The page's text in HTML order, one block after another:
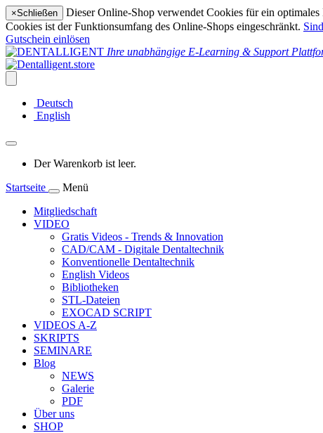
×Schließen
Dieser Online-Shop verwendet Cookies für ein
Cookies ist der Funktionsumfang des Online-Shops eingeschränkt.
Gutschein einlösen
Ihre unabhängige E-Learning & Support
Deutsch
English
Der Warenkorb ist leer.
Startseite
Menü
Mitgliedschaft
VIDEO
Gratis Videos - Trends & Innovation
CAD/CAM - Digitale Dentaltechnik
Konventionelle Dentaltechnik
English Videos
Bibliotheken
STL-Dateien
EXOCAD SCRIPT
VIDEOS A-Z
SKRIPTS
SEMINARE
Blog
NEWS
Galerie
PDF
Über uns
SHOP